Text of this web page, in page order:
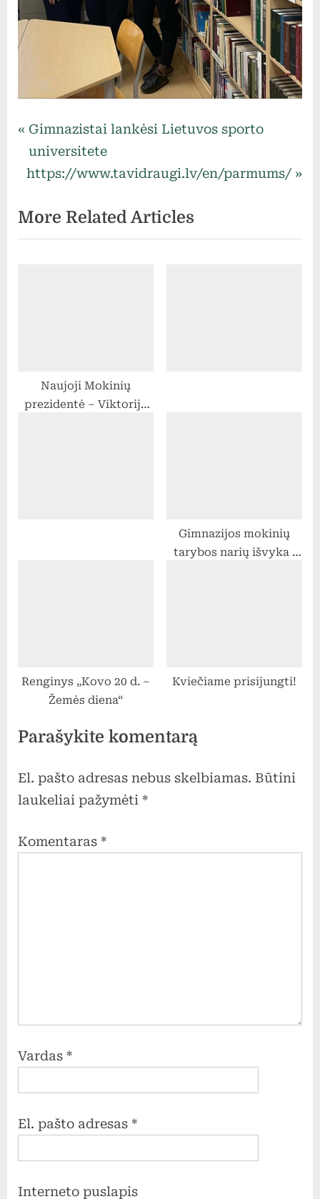
Uncategorized
Navigacija
tarp
P
r
e
i
o
Gimnazistai lankėsi Lietuvos sporto
universitete
N
x
t
https://www.tavidraugi.lv/en/parmums/
More Related Articles
Naujoji Mokinių
prezidentė – Viktorija
Gimnazijos mokinių
tarybos narių išvyka į
Renginys „Kovo 20 d. –
Žemės diena“
Kviečiame prisijungti!
Parašykite komentarą
El. pašto adresas nebus skelbiamas. Būtini
laukeliai pažymėti *
Komentaras *
Vardas *
El. pašto adresas *
Interneto puslapis